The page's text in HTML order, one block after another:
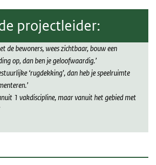
projectleider:
de bewoners, wees zichtbaar, bouw een
op, dan ben je geloofwaardig.’
‘rugdekking’, dan heb je speelruimte
1 vakdiscipline, maar vanuit het gebied met